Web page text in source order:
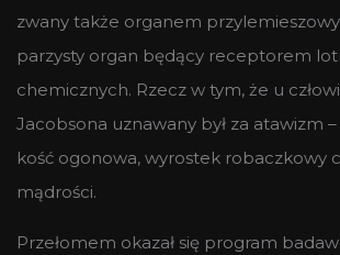
zwany także organem
parzysty organ będący receptorem
chemicznych. Rzecz w tym, że u
Jacobsona uznawany był za atawizm
kość ogonowa, wyrostek robaczkowy
mądrości.
Przełomem okazał się program